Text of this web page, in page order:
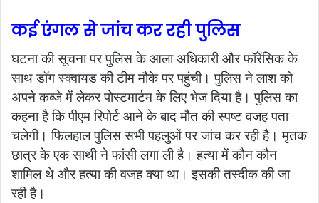
कई एंगल से जांच कर रही पुलिस
घटना की सूचना पर पुलिस के आला अधिकारी और फॉरेंसिक के
साथ डॉग स्क्वायड की टीम मौके पर पहुंची। पुलिस ने लाश को
अपने कब्जे में लेकर पोस्टमार्टम के लिए भेज दिया है। पुलिस का
कहना है कि पीएम रिपोर्ट आने के बाद मौत की स्पष्ट वजह पता
चलेगी। फिलहाल पुलिस सभी पहलुओं पर जांच कर रही है। मृतक
छात्र के एक साथी ने फांसी लगा ली है। हत्या में कौन कौन
शामिल थे और हत्या की वजह क्या था। इसकी तस्दीक की जा
रही है।